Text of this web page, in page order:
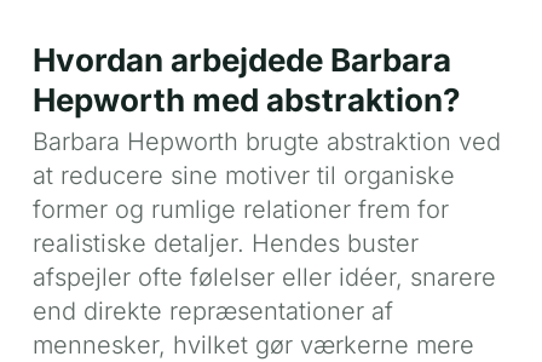
Hvordan arbejdede Barbara
Hepworth med abstraktion?
Barbara Hepworth brugte abstraktion ved
at reducere sine motiver til organiske
former og rumlige relationer frem for
realistiske detaljer. Hendes buster
afspejler ofte følelser eller idéer, snarere
end direkte repræsentationer af
mennesker, hvilket gør værkerne mere